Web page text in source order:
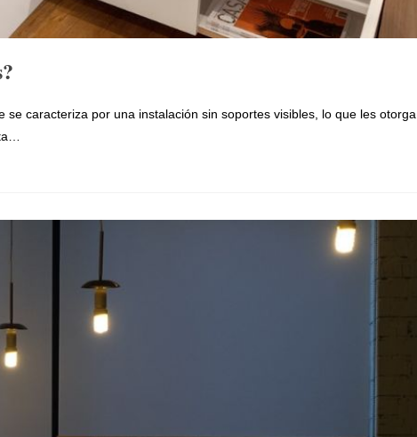
caracteriza por una instalación sin soportes visibles, lo que les otorga